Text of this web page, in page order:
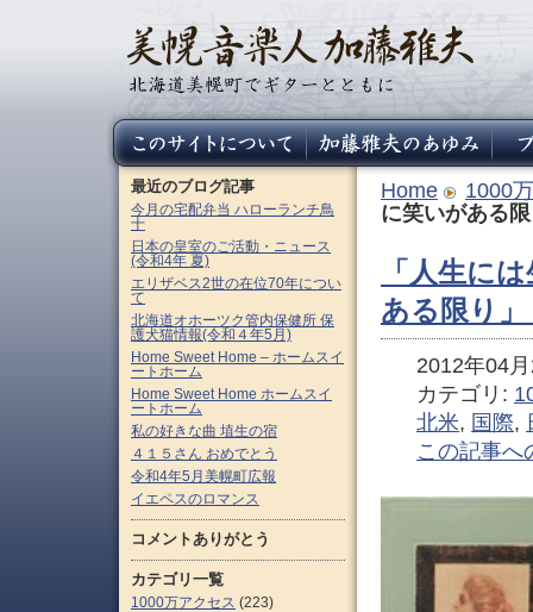
Home
1000
に笑いがある
「人生に
ある限り
2012年04
カテゴリ:
北米, 国際,
この記事へ
最近のブログ記事
今月の宅配弁当 ハローランチ鳥
十
日本の皇室のご活動・ニュース
(令和4年 夏)
エリザベス2世の在位70年につい
て
北海道オホーツク管内保健所 保
護犬猫情報(令和４年5月)
Home Sweet Home – ホームスイ
ートホーム
Home Sweet Home ホームスイ
ートホーム
私の好きな曲 埴生の宿
４１５さん おめでとう
令和4年5月美幌町広報
イエペスのロマンス
コメントありがとう
カテゴリ一覧
1000万アクセス (223)